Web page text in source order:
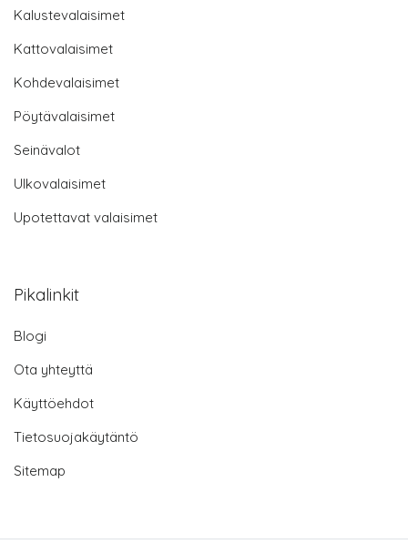
Kalustevalaisimet
Kattovalaisimet
Kohdevalaisimet
Pöytävalaisimet
Seinävalot
Ulkovalaisimet
Upotettavat valaisimet
Pikalinkit
Blogi
Ota yhteyttä
Käyttöehdot
Tietosuojakäytäntö
Sitemap